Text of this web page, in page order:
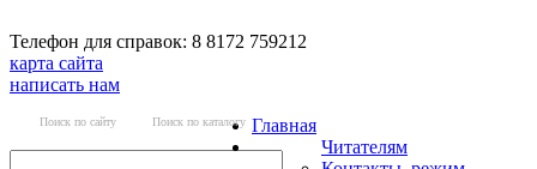
Телефон для справок: 8 8172 759212
карта сайта
написать нам
Поиск по сайту Поиск по каталогу Главная
Читателям